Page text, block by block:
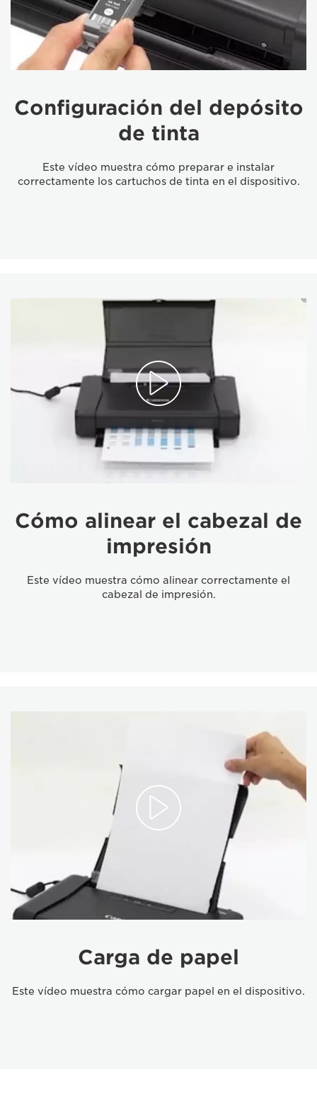
Configuración del depósito
de tinta
Este vídeo muestra cómo preparar e instalar
correctamente los cartuchos de tinta en el dispositivo.
Cómo alinear el cabezal de
impresión
Este vídeo muestra cómo alinear correctamente el
cabezal de impresión.
Carga de papel
Este vídeo muestra cómo cargar papel en el dispositivo.